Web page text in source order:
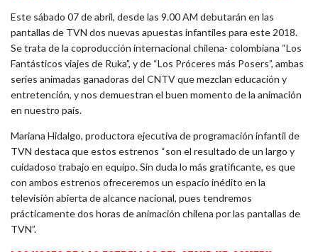
Este sábado 07 de abril, desde las 9.00 AM debutarán en las
pantallas de TVN dos nuevas apuestas infantiles para este 2018.
Se trata de la coproducción internacional chilena- colombiana “Los
Fantásticos viajes de Ruka”, y de “Los Próceres más Posers”, ambas
series animadas ganadoras del CNTV que mezclan educación y
entretención, y nos demuestran el buen momento de la animación
en nuestro país.
Mariana Hidalgo, productora ejecutiva de programación infantil de
TVN destaca que estos estrenos “son el resultado de un largo y
cuidadoso trabajo en equipo. Sin duda lo más gratificante, es que
con ambos estrenos ofreceremos un espacio inédito en la
televisión abierta de alcance nacional, pues tendremos
prácticamente dos horas de animación chilena por las pantallas de
TVN”.